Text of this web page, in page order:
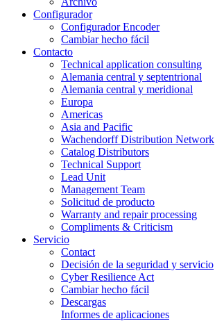
Configurador
Configurador Encoder
Cambiar hecho fácil
Contacto
Technical application consulting
Alemania central y septentrional
Alemania central y meridional
Europa
Americas
Asia and Pacific
Wachendorff Distribution Network
Catalog Distributors
Technical Support
Lead Unit
Management Team
Solicitud de producto
Warranty and repair processing
Compliments & Criticism
Servicio
Contact
Decisión de la seguridad y servicio
Cyber Resilience Act
Cambiar hecho fácil
Descargas
Informes de aplicaciones